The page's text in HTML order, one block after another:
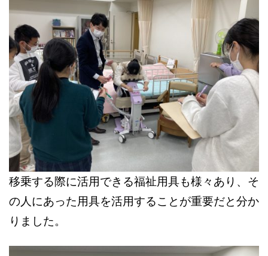
移乗する際に活用できる福祉用具も様々あり、そ
の人にあった用具を活用することが重要だと分か
りました。